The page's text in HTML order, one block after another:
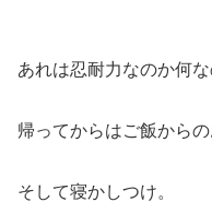
あれは忍耐力なのか何な
帰ってからはご飯からの
そして寝かしつけ。